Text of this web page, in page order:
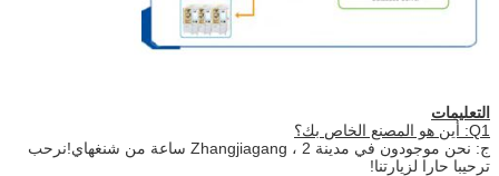
التعليمات
Q1: أين هو المصنع الخاص بك؟
ج: نحن موجودون في مدينة Zhangjiagang ، 2 ساعة من شنغهاي!نرحب
ترحيبا حارا لزيارتنا!